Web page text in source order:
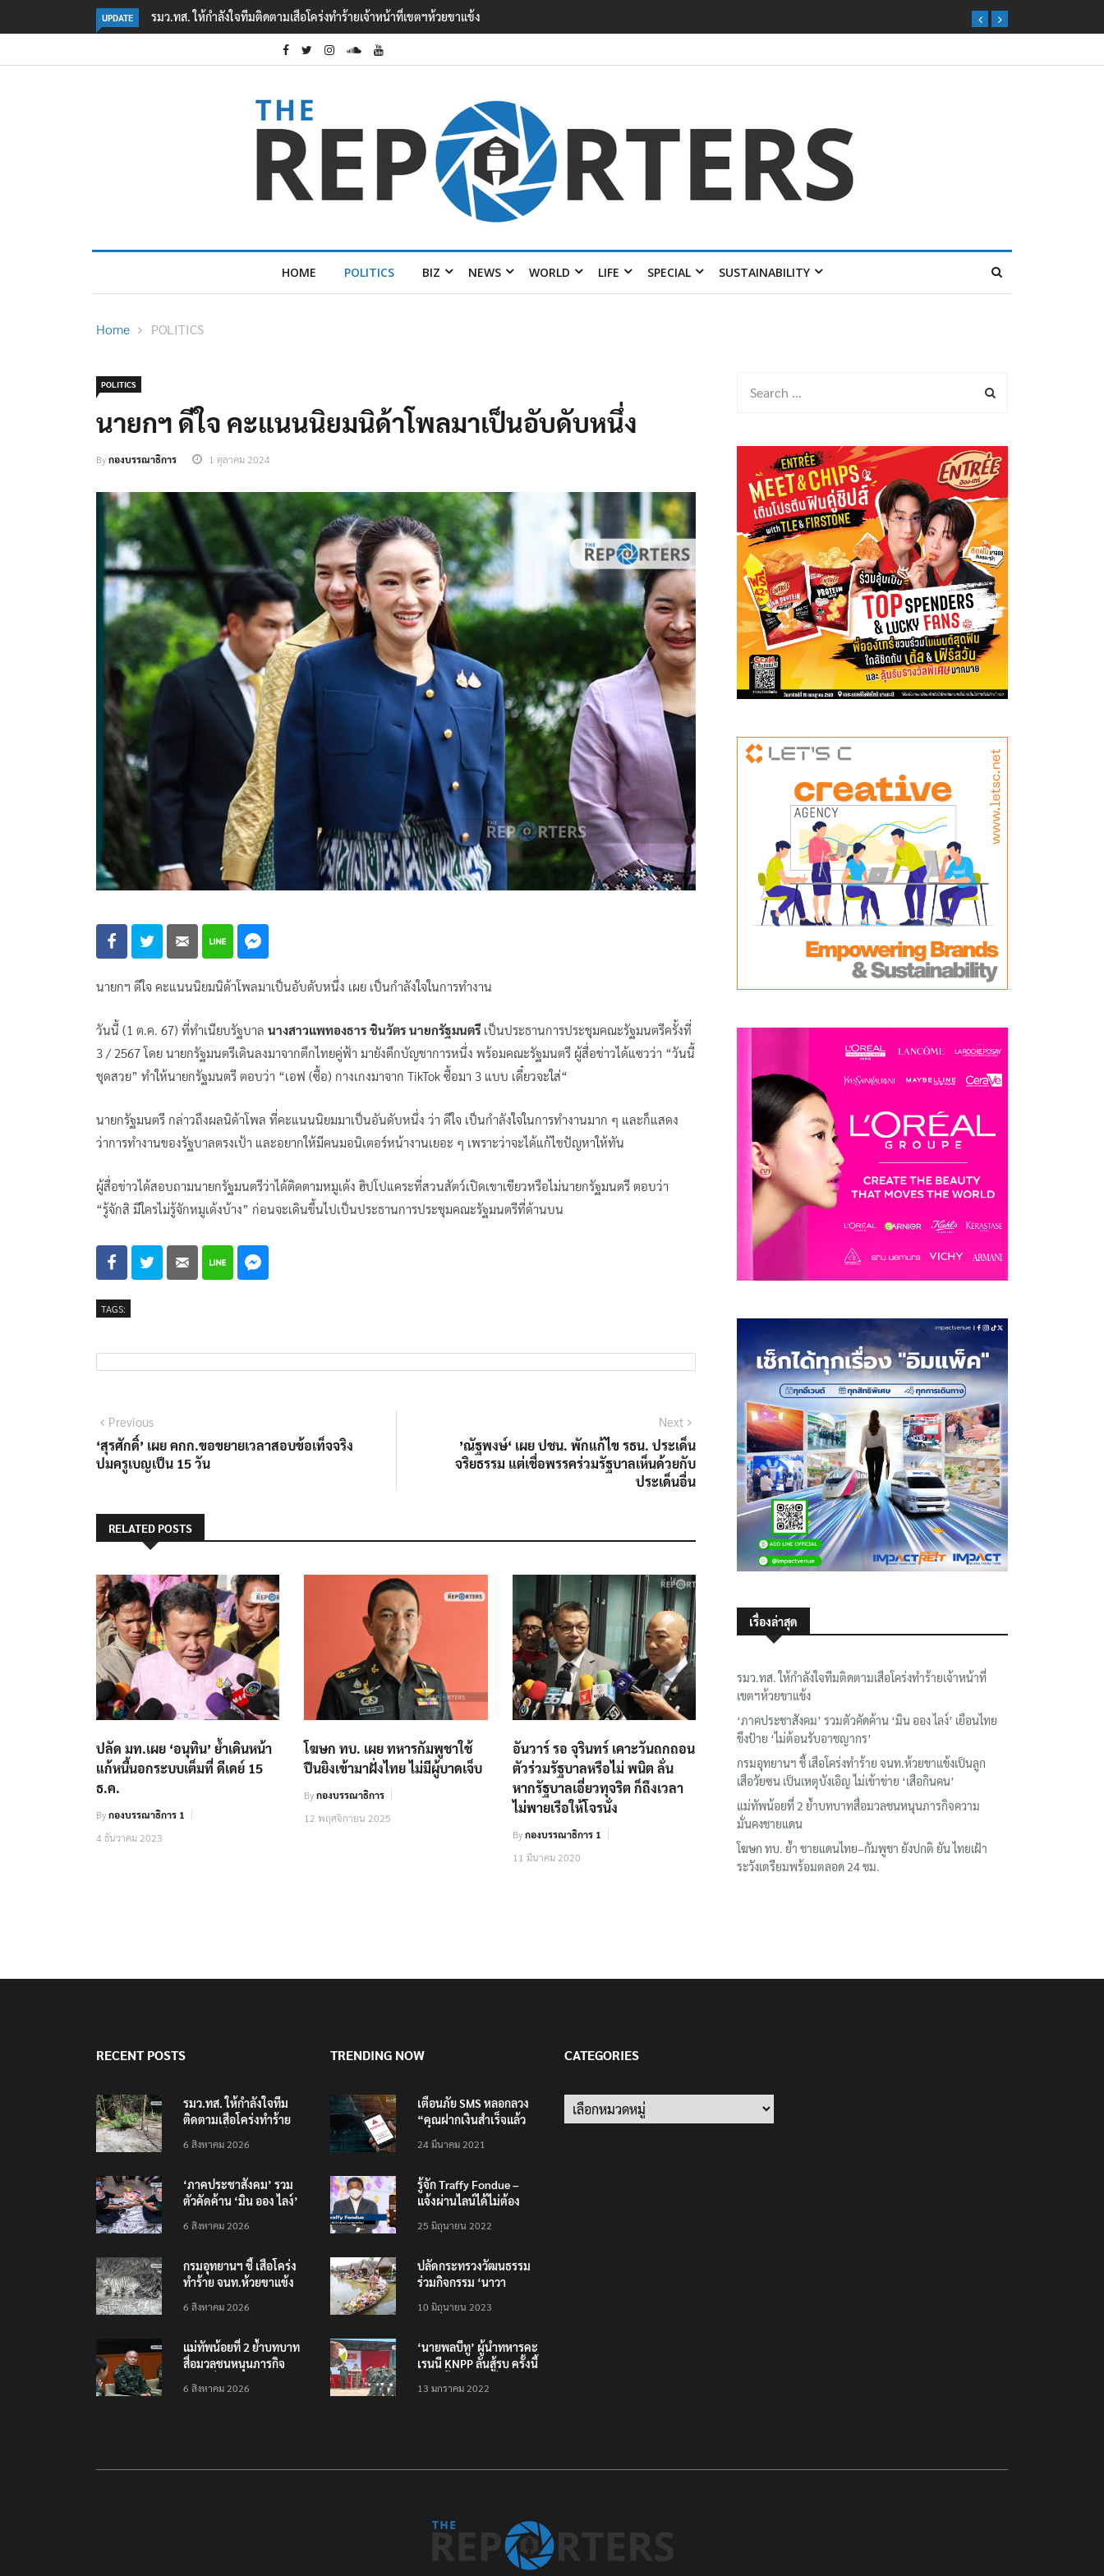
UPDATE
ร้ายเจ้าหน้าที่เขตฯห้วยขาแข้ง ‘ภาคประชาสังคม’ รวมตัวคัดค้าน ‘มิน ออง ไลง์’ เยือนไทย ขึงป้าย ‘ไม่
ต้อนรับอาชญากร’
HOME POLITICS BIZ NEWS WORLD LIFE SPECIAL SUSTAINABILITY
Home POLITICS
POLITICS
นายกฯ ดีใจ คะแนนนิยมนิด้าโพลมาเป็นอับดับหนึ่ง
Byกองบรรณาธิการ 1 ตุลาคม 2024
นายกฯ ดีใจ คะแนนนิยมนิด้าโพลมาเป็นอับดับหนึ่ง เผย เป็นกำลังใจในการทำงาน
วันนี้ (1 ต.ค. 67) ที่ทำเนียบรัฐบาล นางสาวแพทองธาร ชินวัตร นายกรัฐมนตรี เป็นประธานการประชุมคณะรัฐมนตรีครั้งที่
3 / 2567 โดย นายกรัฐมนตรีเดินลงมาจากตึกไทยคู่ฟ้า มายังตึกบัญชาการหนึ่ง พร้อมคณะรัฐมนตรี ผู้สื่อข่าวได้แซวว่า “วันนี้
ชุดสวย” ทำให้นายกรัฐมนตรี ตอบว่า “เอฟ (ซื้อ) กางเกงมาจาก TikTok ซื้อมา 3 แบบ เดี๋ยวจะใส่“
นายกรัฐมนตรี กล่าวถึงผลนิด้าโพล ที่คะแนนนิยมมาเป็นอันดับหนึ่ง ว่า ดีใจ เป็นกำลังใจในการทำงานมาก ๆ และก็แสดง
ว่าการทำงานของรัฐบาลตรงเป้า และอยากให้มีคนมอนิเตอร์หน้างานเยอะ ๆ เพราะว่าจะได้แก้ไขปัญหาให้ทัน
ผู้สื่อข่าวได้สอบถามนายกรัฐมนตรีว่าได้ติดตามหมูเด้ง ฮิปโปแคระที่สวนสัตว์เปิดเขาเขียวหรือไม่นายกรัฐมนตรี ตอบว่า
“รู้จักสิ มีใครไม่รู้จักหมูเด้งบ้าง” ก่อนจะเดินขึ้นไปเป็นประธานการประชุมคณะรัฐมนตรีที่ด้านบน
TAGS:
แนะแนว
เรื่อง
PreviousPrevious
post:
‘สุรศักดิ์’ เผย คกก.ขอขยายเวลาสอบข้อเท็จจริง
ปมครูเบญเป็น 15 วัน
Next
post:
’ณัฐพงษ์‘ เผย ปชน. พักแก้ไข รธน. ประเด็น
จริยธรรม แต่เชื่อพรรคร่วมรัฐบาลเห็นด้วยกับ
ประเด็นอื่น
RELATED POSTS
ปลัด มท.เผย ‘อนุทิน’ ย้ำเดินหน้า
แก้หนี้นอกระบบเต็มที่ ดีเดย์ 15
ธ.ค.
Byกองบรรณาธิการ 1
4 ธันวาคม 2023
โฆษก ทบ. เผย ทหารกัมพูชาใช้
ปืนยิงเข้ามาฝั่งไทย ไม่มีผู้บาดเจ็บ
Byกองบรรณาธิการ
12 พฤศจิกายน 2025
อันวาร์ รอ จุรินทร์ เคาะวันถกถอน
ตัวร่วมรัฐบาลหรือไม่ พนิต ลั่น
หากรัฐบาลเอี่ยวทุจริต ก็ถึงเวลา
ไม่พายเรือให้โจรนั่ง
Byกองบรรณาธิการ 1
11 มีนาคม 2020
เรื่องล่าสุด
รมว.ทส. ให้กำลังใจทีมติดตามเสือโคร่งทำร้ายเจ้าหน้าที่
เขตฯห้วยขาแข้ง
‘ภาคประชาสังคม’ รวมตัวคัดค้าน ‘มิน ออง ไลง์’ เยือนไทย
ขึงป้าย ‘ไม่ต้อนรับอาชญากร’
กรมอุทยานฯ ชี้ เสือโคร่งทำร้าย จนท.ห้วยขาแข้งเป็นลูก
เสือวัยซน เป็นเหตุบังเอิญ ไม่เข้าข่าย ‘เสือกินคน’
แม่ทัพน้อยที่ 2 ย้ำบทบาทสื่อมวลชนหนุนภารกิจความ
มั่นคงชายแดน
โฆษก ทบ. ย้ำ ชายแดนไทย–กัมพูชา ยังปกติ ยัน ไทยเฝ้า
ระวังเตรียมพร้อมตลอด 24 ชม.
RECENT POSTS
รมว.ทส. ให้กำลังใจทีม
ติดตามเสือโคร่งทำร้าย
6 สิงหาคม 2026
‘ภาคประชาสังคม’ รวม
ตัวคัดค้าน ‘มิน ออง ไลง์’
ต้อนรับอาชญากร’
6 สิงหาคม 2026
กรมอุทยานฯ ชี้ เสือโคร่ง
ทำร้าย จนท.ห้วยขาแข้ง
บังเอิญ ไม่เข้าข่าย ‘เสือ
6 สิงหาคม 2026
แม่ทัพน้อยที่ 2 ย้ำบทบาท
สื่อมวลชนหนุนภารกิจ
6 สิงหาคม 2026
TRENDING NOW
เตือนภัย SMS หลอกลวง
“คุณฝากเงินสำเร็จแล้ว
200,000 บาท”
24 มีนาคม 2021
รู้จัก Traffy Fondue –
แจ้งผ่านไลน์ได้ไม่ต้อง
ทั่วไทย ไม่ใช่แค่ในกรุง
25 มิถุนายน 2022
ปลัดกระทรวงวัฒนธรรม
ร่วมกิจกรรม ‘นาวา
ตักบาตรทางน้ำ
10 มิถุนายน 2023
‘นายพลบีทู’ ผู้นำทหารคะ
เรนนี KNPP ลั่นสู้รบ ครั้งนี้
ประชาชนต้องชนะ
13 มกราคม 2022
CATEGORIES
Categories